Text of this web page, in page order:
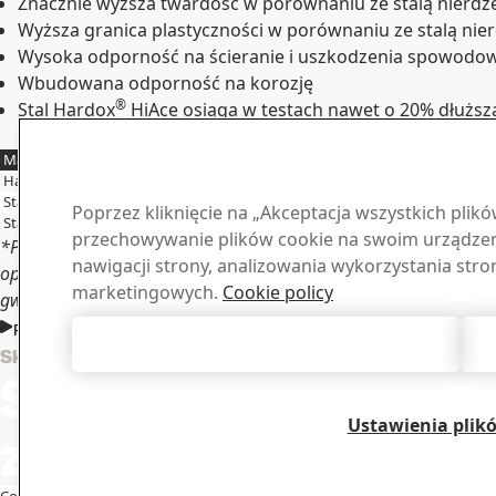
Wyższa granica plastyczności w porównaniu ze stalą
Wysoka odporność na ścieranie i uszkodzenia
Wbudowana odporność na korozję
Stal Hardox® HiAce osiąga w testach nawet o 20%
Materiał
Hardox
Stal nierdzewna S304
Stal AR 400
400 1100
*Przetestowano w warunkach ściernych o pH 4. Dane
opierają się na warunkach rzeczywistych obowiązujących w
gwarantowanych wyników dla konkretnych zastosowań.
Poznaj unikalne zalety odporności na korozję stali Hardox® HiAce
Skontaktuj się z Hardox
materiały SSAB
Poprzez kliknięcie na „Akceptacja wszystkich
przechowywanie plików cookie na swoim
nawigacji strony, analizowania wykorzystania
marketingowych. Cookie policy
Ustawienia